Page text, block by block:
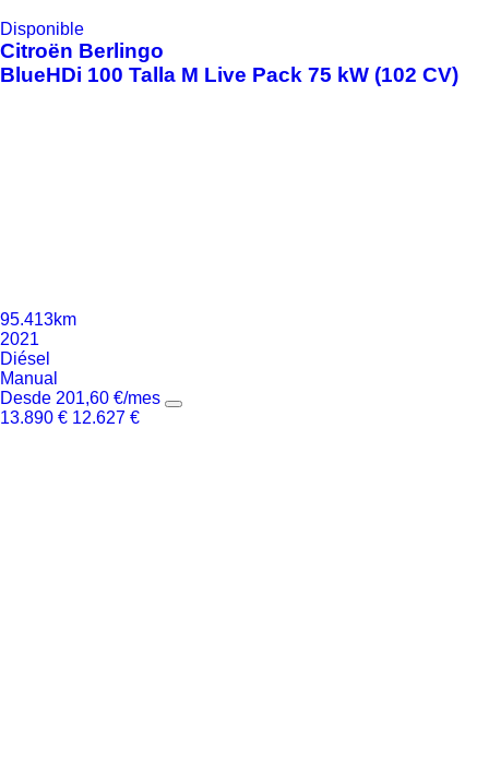
Disponible
Citroën Berlingo
BlueHDi 100 Talla M Live Pack 75 kW (102 CV)
95.413km
2021
Diésel
Manual
Desde 201,60 €/mes
13.890 € 12.627 €